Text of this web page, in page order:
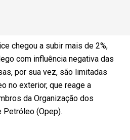
chegou a subir mais de 2%,
com influência negativa das
por sua vez, são limitadas
no exterior, que reage a
da Organização dos
(Opep).